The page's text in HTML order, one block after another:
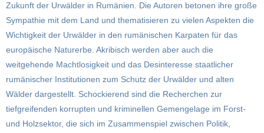
Zukunft der Urwälder in Rumänien. Die Autoren betonen ihre große
Sympathie mit dem Land und thematisieren zu vielen Aspekten die
Wichtigkeit der Urwälder in den rumänischen Karpaten für das
europäische Naturerbe. Akribisch werden aber auch die
weitgehende Machtlosigkeit und das Desinteresse staatlicher
rumänischer Institutionen zum Schutz der Urwälder und alten
Wälder dargestellt. Schockierend sind die Recherchen zur
tiefgreifenden korrupten und kriminellen Gemengelage im Forst-
und Holzsektor, die sich im Zusammenspiel zwischen Politik,